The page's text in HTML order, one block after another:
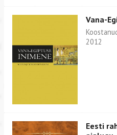
Vana-
2012
Eesti